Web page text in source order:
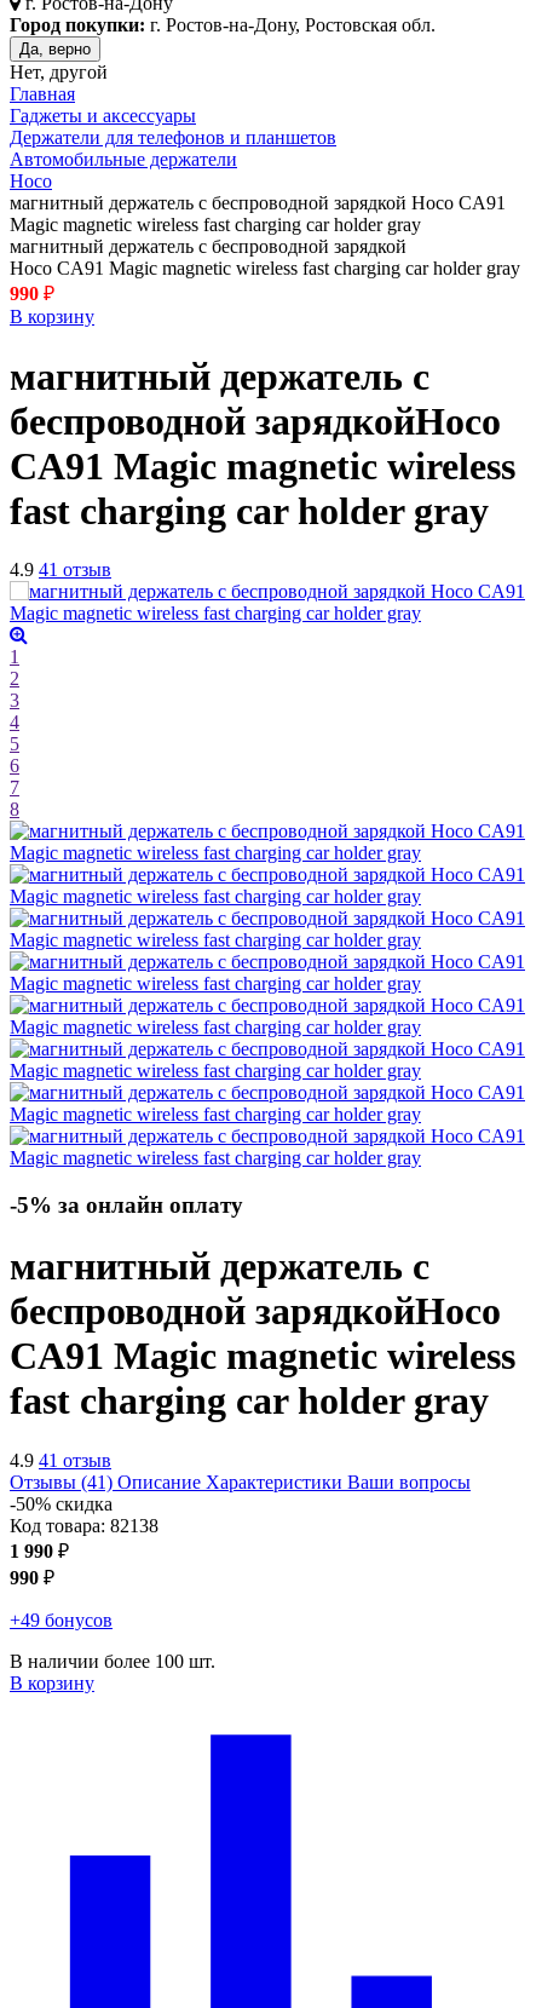
Город покупки: г. Ростов-на-Дону, Ростовская обл.
Да, верно
Нет, другой
Главная
Гаджеты и аксессуары
Держатели для телефонов и планшетов
Автомобильные держатели
Hoco
магнитный держатель с беспроводной зарядкой Hoco CA91
Magic magnetic wireless fast charging car holder gray
магнитный держатель с беспроводной зарядкой
Hoco CA91 Magic magnetic wireless fast charging car holder gray
990 ₽
В корзину
магнитный держатель с
беспроводной зарядкойHoco
CA91 Magic magnetic wireless
fast charging car holder gray
4.9 41 отзыв
1
2
3
4
5
6
7
8
-5% за онлайн оплату
магнитный держатель с
беспроводной зарядкойHoco
CA91 Magic magnetic wireless
fast charging car holder gray
4.9 41 отзыв
Отзывы (41) Описание Характеристики Ваши вопросы
-50% скидка
Код товара: 82138
1 990 ₽
990 ₽
+49 бонусов
В наличии более 100 шт.
В корзину